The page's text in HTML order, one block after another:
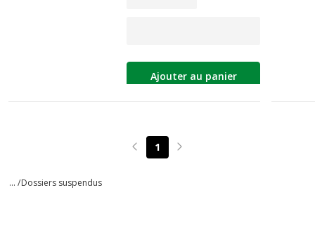
Ajouter au panier
Page précédente
1 Page suivante
... /Dossiers suspendus